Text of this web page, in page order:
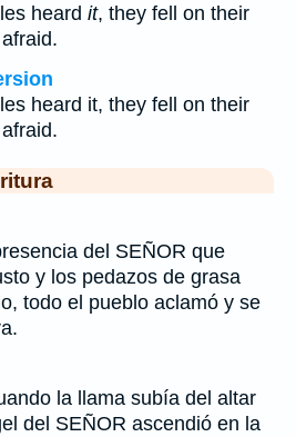
heard it, they fell on their
heard it, they fell on their
del SEÑOR que
y los pedazos de grasa
todo el pueblo aclamó y se
la llama subía del altar
del SEÑOR ascendió en la